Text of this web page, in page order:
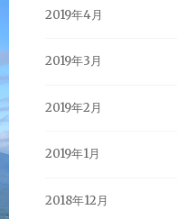
2019年4月
2019年3月
2019年2月
2019年1月
2018年12月